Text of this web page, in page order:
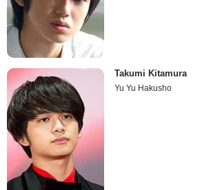
Takumi Kitamura
Yu Yu Hakusho